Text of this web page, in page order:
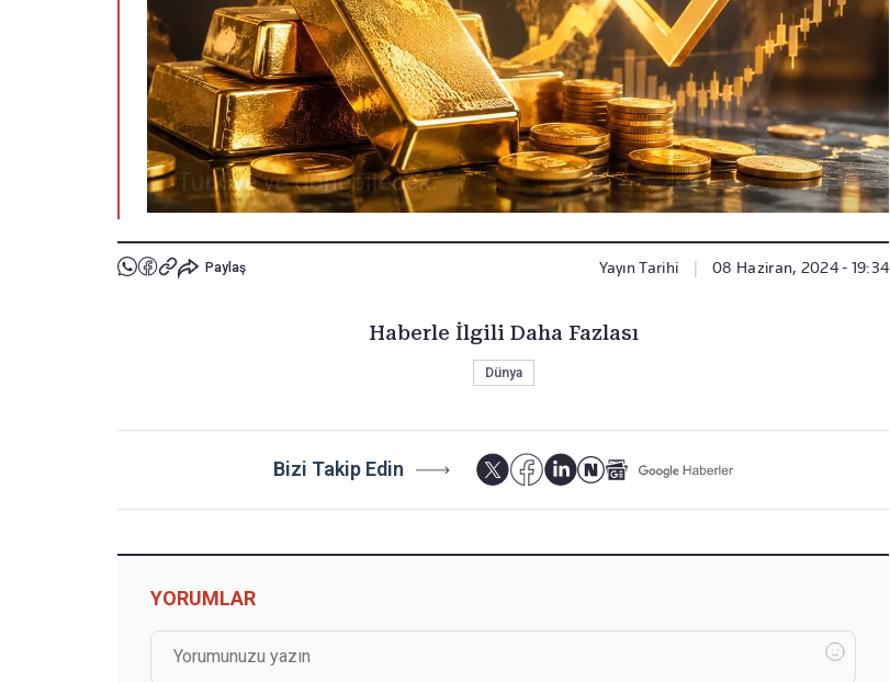
Paylaş Yayın Tarihi 08 Haziran, 2024 - 19:34
Haberle İlgili Daha Fazlası
Dünya
Bizi Takip Edin
YORUMLAR